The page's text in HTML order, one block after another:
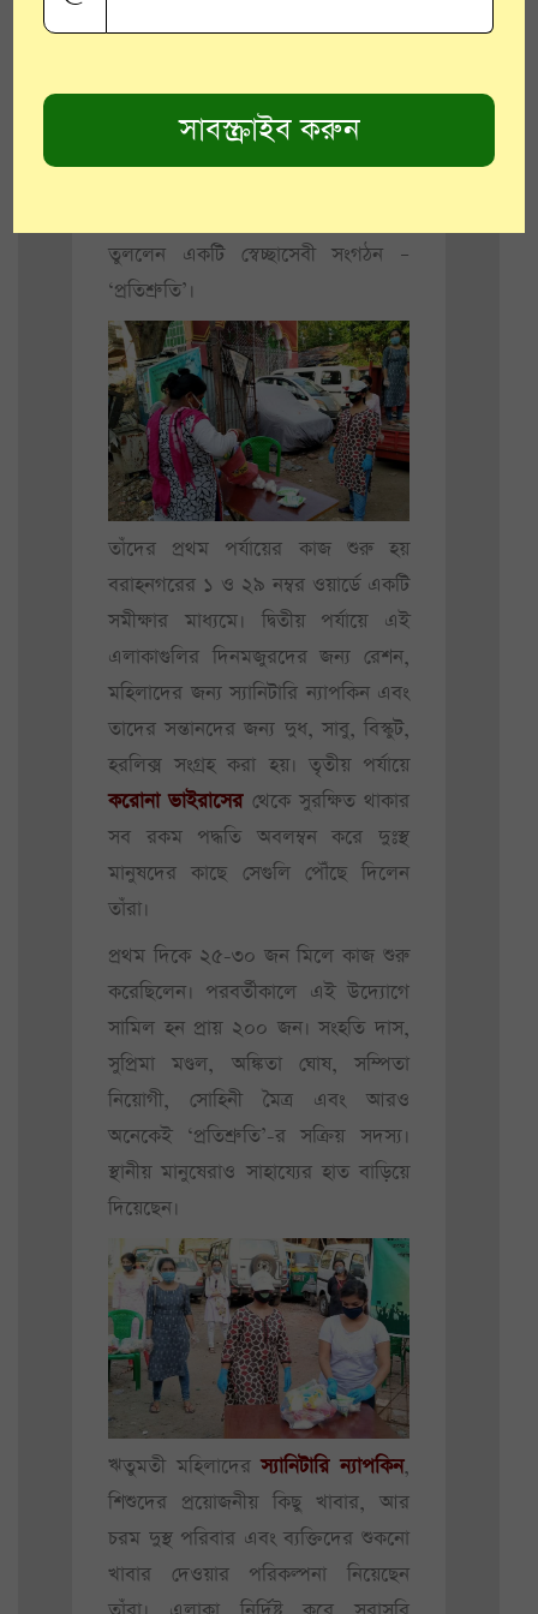
বাড়িয়ে দেবেন। বরানগর অঞ্চলেই তাঁদের
সময়ে নিজেদের এলাকার জন্য কিছু
করতে প্রাণ ব্যাকুল হয়ে উঠেছিল। তাই
তুললেন একটি স্বেচ্ছাসেবী সংগঠন –
‘প্রতিশ্রুতি’।
তাঁদের প্রথম পর্যায়ের কাজ শুরু হয়
বরাহনগরের ১ ও ২৯ নম্বর ওয়ার্ডে একটি
সমীক্ষার মাধ্যমে। দ্বিতীয় পর্যায়ে এই
এলাকাগুলির দিনমজুরদের জন্য রেশন,
মহিলাদের জন্য স্যানিটারি ন্যাপকিন এবং
তাদের সন্তানদের জন্য দুধ, সাবু, বিস্কুট,
হরলিক্স সংগ্রহ করা হয়। তৃতীয় পর্যায়ে
করোনা ভাইরাসেরথেকে সুরক্ষিত থাকার
সব রকম পদ্ধতি অবলম্বন করে দুঃস্থ
মানুষদের কাছে সেগুলি পৌঁছে দিলেন
তাঁরা।
প্রথম দিকে ২৫-৩০ জন মিলে কাজ শুরু
করেছিলেন। পরবর্তীকালে এই উদ্যোগে
সামিল হন প্রায় ২০০ জন। সংহতি দাস,
সুপ্রিমা মণ্ডল, অঙ্কিতা ঘোষ, সম্পিতা
নিয়োগী, সোহিনী মৈত্র এবং আরও
অনেকেই ‘প্রতিশ্রুতি’-র সক্রিয় সদস্য।
স্থানীয় মানুষেরাও সাহায্যের হাত বাড়িয়ে
দিয়েছেন।
ঋতুমতী মহিলাদেরস্যানিটারি ন্যাপকিন,
শিশুদের প্রয়োজনীয় কিছু খাবার, আর
চরম দুস্থ পরিবার এবং ব্যক্তিদের শুকনো
খাবার দেওয়ার পরিকল্পনা নিয়েছেন